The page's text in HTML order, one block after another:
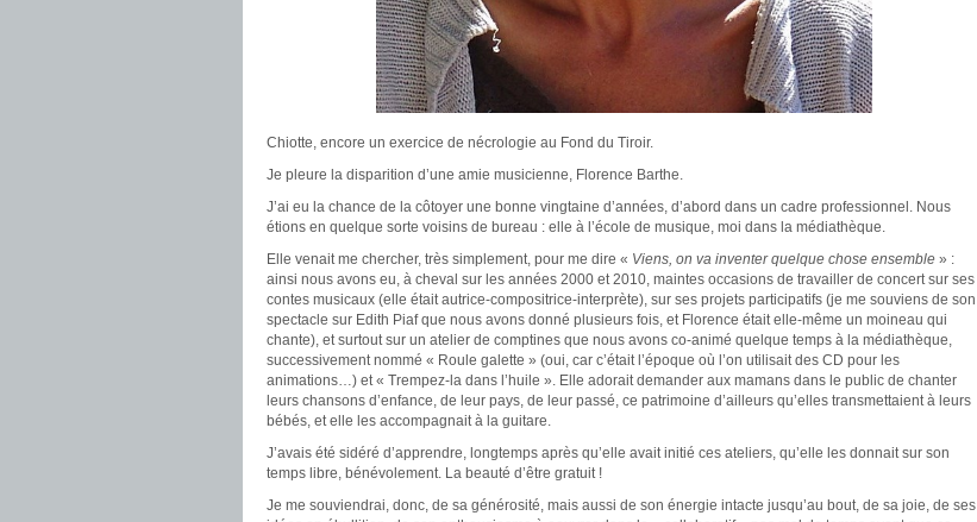
Chiotte, encore un exercice de nécrologie au Fond du Tiroir.
Je pleure la disparition d’une amie musicienne, Florence Barthe.
J’ai eu la chance de la côtoyer une bonne vingtaine d’années, d’abord dans un cadre professionnel. Nous
étions en quelque sorte voisins de bureau : elle à l’école de musique, moi dans la médiathèque.
Elle venait me chercher, très simplement, pour me dire « Viens, on va inventer quelque chose ensemble » :
ainsi nous avons eu, à cheval sur les années 2000 et 2010, maintes occasions de travailler de concert sur ses
contes musicaux (elle était autrice-compositrice-interprète), sur ses projets participatifs (je me souviens de son
spectacle sur Edith Piaf que nous avons donné plusieurs fois, et Florence était elle-même un moineau qui
chante), et surtout sur un atelier de comptines que nous avons co-animé quelque temps à la médiathèque,
successivement nommé « Roule galette » (oui, car c’était l’époque où l’on utilisait des CD pour les
animations…) et « Trempez-la dans l’huile ». Elle adorait demander aux mamans dans le public de chanter
leurs chansons d’enfance, de leur pays, de leur passé, ce patrimoine d’ailleurs qu’elles transmettaient à leurs
bébés, et elle les accompagnait à la guitare.
J’avais été sidéré d’apprendre, longtemps après qu’elle avait initié ces ateliers, qu’elle les donnait sur son
temps libre, bénévolement. La beauté d’être gratuit !
Je me souviendrai, donc, de sa générosité, mais aussi de son énergie intacte jusqu’au bout, de sa joie, de ses